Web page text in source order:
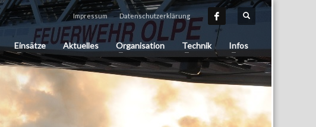
Impressum Datenschutzerklärung
Einsätze Aktuelles Organisation Technik Infos